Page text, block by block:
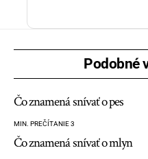
Podobné
Čo znamená snívať o pes
MIN. PREČÍTANIE 3
Čo znamená snívať o mlyn